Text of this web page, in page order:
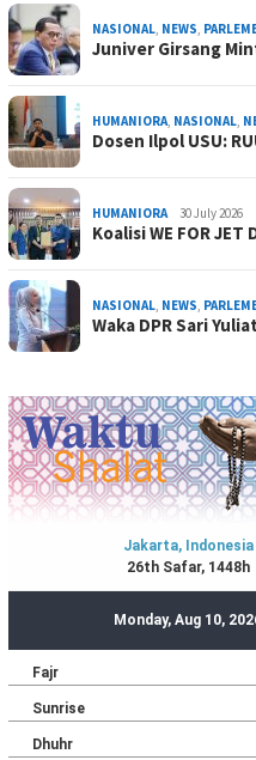
NASIONAL, NEWS,
Juniver Girsang
HUMANIORA, NASIONAL,
Dosen Ilpol USU:
HUMANIORA 30 July 2026
Koalisi WE FOR
NASIONAL, NEWS,
Waka DPR Sari